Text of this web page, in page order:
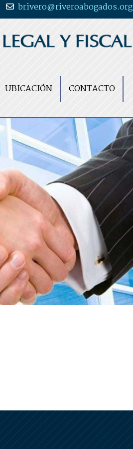
brivero
riveroabogados.org
UBICACIÓN CONTACTO